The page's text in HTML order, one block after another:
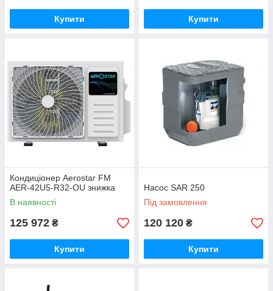
Купити Купити
Кондиціонер Aerostar FM
AER-42U5-R32-OU знижка
В наявності
125 972 ₴
Купити
Насос SAR 250
Під замовлення
120 120 ₴
Купити